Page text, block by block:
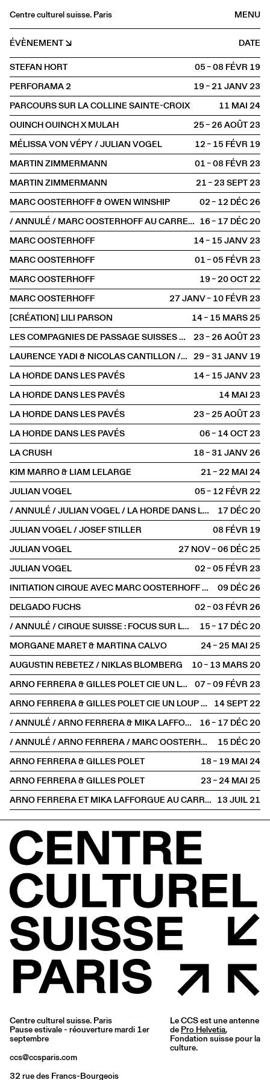
MENU
Centre culturel suisse. Paris
Agenda
Librairie
Buvette
Archives
Médiathèque
Éditions
Informations
FR/EN
SCÈNE Cirque
ÉVÈNEMENT
DATE
STEFAN HORT
05 – 08 FÉVR2019
PERFORAMA 2
19 – 21 JANV2023
PARCOURS SUR LA COLLINE SAINTE-CROIX
11 MAI2024
OUINCH OUINCH X MULAH
25 – 26 AOÛT2023
MÉLISSA VON VÉPY / JULIAN VOGEL
12 – 15 FÉVR2019
MARTIN ZIMMERMANN
01 – 08 FÉVR2023
MARTIN ZIMMERMANN
21 – 23 SEPT2023
MARC OOSTERHOFF & OWEN WINSHIP
02 – 12 DÉC2026
/ ANNULÉ / MARC OOSTERHOFF AU CARREAU DU TEMPLE 16 – 17 DÉC2020
MARC OOSTERHOFF
14 – 15 JANV2023
MARC OOSTERHOFF
01 – 05 FÉVR2023
MARC OOSTERHOFF
19 – 20 OCT2022
MARC OOSTERHOFF
27 JANV – 10 FÉVR2023
[CRÉATION] LILI PARSON
14 – 15 MARS2025
LES COMPAGNIES DE PASSAGE SUISSES AU FESTIVAL D'AURILLAC
23 – 26 AOÛT2023
LAURENCE YADI & NICOLAS CANTILLON / EDOUARD HUE 29 – 31 JANV2019
LA HORDE DANS LES PAVÉS
14 – 15 JANV2023
LA HORDE DANS LES PAVÉS
14 MAI2023
LA HORDE DANS LES PAVÉS
23 – 25 AOÛT2023
LA HORDE DANS LES PAVÉS
06 – 14 OCT2023
LA CRUSH
18 – 31 JANV2026
KIM MARRO & LIAM LELARGE
21 – 22 MAI2024
JULIAN VOGEL
05 – 12 FÉVR2022
/ ANNULÉ / JULIAN VOGEL / LA HORDE DANS LES PAVÉS AU PLUS PETIT CIRQUE DU MONDE
17 DÉC2020
JULIAN VOGEL / JOSEF STILLER
08 FÉVR2019
JULIAN VOGEL
27 NOV – 06 DÉC2025
JULIAN VOGEL
02 – 05 FÉVR2023
INITIATION CIRQUE AVEC MARC OOSTERHOFF ET OWEN WINSHIP
09 DÉC2026
DELGADO FUCHS
02 – 03 FÉVR2026
/ ANNULÉ / CIRQUE SUISSE : FOCUS SUR LA JEUNE CRÉATION
15 – 17 DÉC2020
MORGANE MARET & MARTINA CALVO
24 – 25 MAI2025
AUGUSTIN REBETEZ / NIKLAS BLOMBERG
10 – 13 MARS2020
ARNO FERRERA & GILLES POLET CIE UN LOUP POUR L'HOMME
07 – 09 FÉVR2023
ARNO FERRERA & GILLES POLET CIE UN LOUP POUR L'HOMME
14 SEPT2022
/ ANNULÉ / ARNO FERRERA & MIKA LAFFORGUE — CIE UN LOUP POUR L'HOMME
16 – 17 DÉC2020
/ ANNULÉ / ARNO FERRERA / MARC OOSTERHOFF / JULIAN VOGEL AU THÉÂTRE DE CHÂTILLON
15 DÉC2020
ARNO FERRERA & GILLES POLET
18 – 19 MAI2024
ARNO FERRERA & GILLES POLET
23 – 24 MAI2025
ARNO FERRERA ET MIKA LAFFORGUE AU CARREAU DU TEMPLE 13 JUIL2021
Centre culturel suisse. Paris
Pause estivale - réouverture mardi 1er
septembre
ccs@ccsparis.com
32 rue des Francs-Bourgeois
Le CCS est une antenne
de Pro Helvetia,
Fondation suisse pour la
culture.